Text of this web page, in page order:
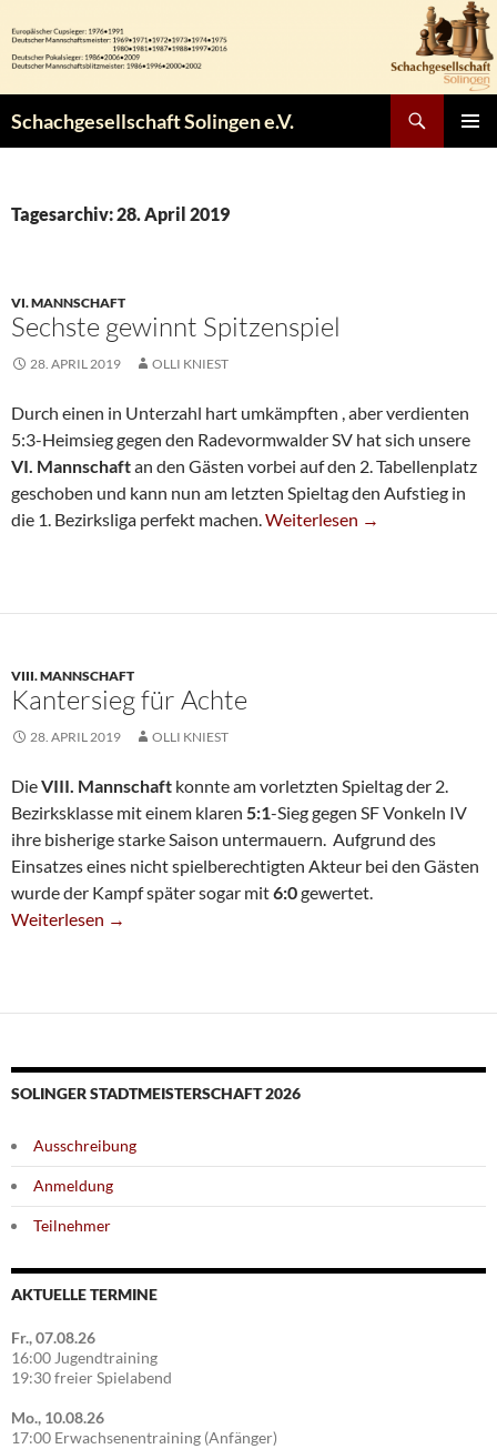
Inhalt
springen
Schachgesellschaft Solingen e.V.
Tagesarchiv: 28. April 2019
VI. MANNSCHAFT
Sechste gewinnt Spitzenspiel
28. APRIL 2019 OLLI KNIEST
Durch einen in Unterzahl hart umkämpften , aber verdienten
5:3-Heimsieg gegen den Radevormwalder SV hat sich unsere
VI. Mannschaftan den Gästen vorbei auf den 2. Tabellenplatz
geschoben und kann nun am letzten Spieltag den Aufstieg in
die 1. Bezirksliga perfekt machen.Sechste Gewinnt Spitzenspiel
Weiterlesen →
VIII. MANNSCHAFT
Kantersieg für Achte
28. APRIL 2019 OLLI KNIEST
DieVIII. Mannschaft konnte am vorletzten Spieltag der 2.
Bezirksklasse mit einem klaren 5:1-Sieg gegen SF Vonkeln IV
ihre bisherige starke Saison untermauern. Aufgrund des
Einsatzes eines nicht spielberechtigten Akteur bei den Gästen
wurde der Kampf später sogar mit6:0gewertet.
Kantersieg Für Achte
Weiterlesen →
SOLINGER STADTMEISTERSCHAFT 2026
Ausschreibung
Anmeldung
Teilnehmer
AKTUELLE TERMINE
Fr., 07.08.26
16:00 Jugendtraining
19:30 freier Spielabend
Mo., 10.08.26
17:00 Erwachsenentraining (Anfänger)